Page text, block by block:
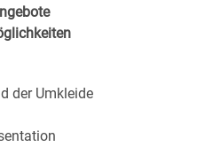
der Umkleide